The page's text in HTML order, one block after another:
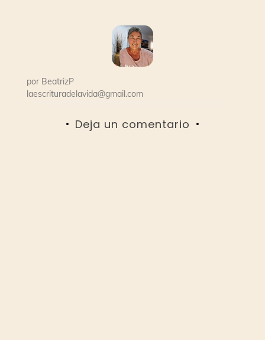
por BeatrizP
laescrituradelavida@gmail.com
Deja un comentario